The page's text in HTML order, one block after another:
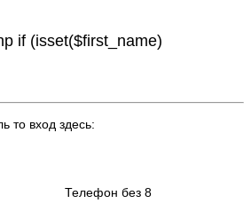
то вход здесь:
Телефон без 8